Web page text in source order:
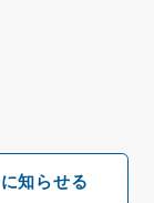
知らせる